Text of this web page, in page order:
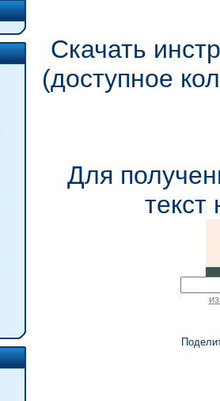
Скачать
(доступное
Для
текст